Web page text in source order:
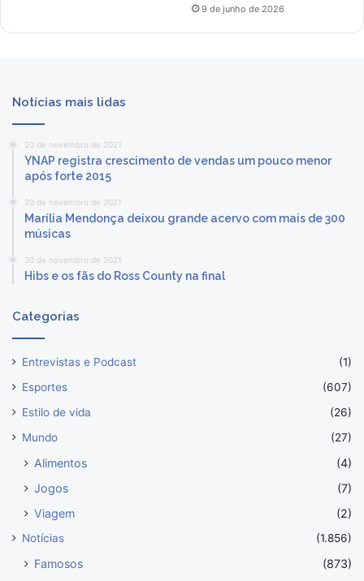
9 de junho de 2026
Notícias mais lidas
20 de novembro de 2021
YNAP registra crescimento de vendas um pouco menor
após forte 2015
20 de novembro de 2021
Marília Mendonça deixou grande acervo com mais de 300
músicas
20 de novembro de 2021
Hibs e os fãs do Ross County na final
Categorias
Entrevistas e Podcast
(1)
Esportes
(607)
Estilo de vida
(26)
Mundo
(27)
Alimentos
(4)
Jogos
(7)
Viagem
(2)
Notícias (1.856)
Famosos
(873)